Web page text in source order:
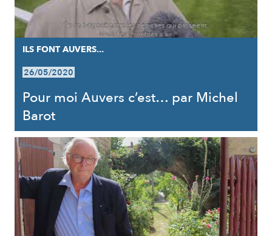
ILS FONT AUVERS...
26/05/2020
Pour moi Auvers c’est… par Michel
Barot